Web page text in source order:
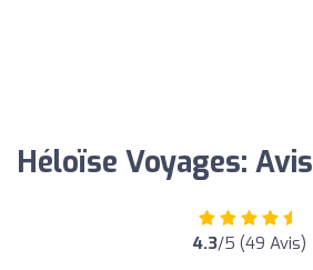
Héloïse Voyages: Avis
4.3/5 (49 Avis)